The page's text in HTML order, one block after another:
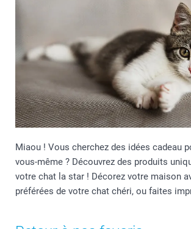
Miaou ! Vous cherchez des idées cadeau
vous-même ? Découvrez des produits
votre chat la star ! Décorez votre maison
préférées de votre chat chéri, ou faites